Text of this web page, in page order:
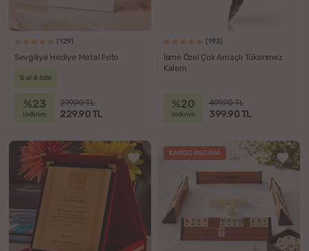
(129)
Sevgiliye Hediye Metal Foto
5 al 4 öde
%23
indirim
299.90 TL
229.90 TL
(193)
İsme Özel Çok Amaçlı Tükenmez
Kalem
%20
indirim
499.90 TL
399.90 TL
KARGO BEDAVA